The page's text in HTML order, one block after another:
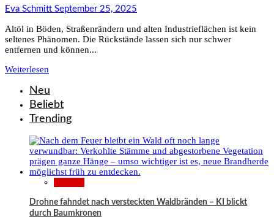
Eva Schmitt September 25, 2025
Altöl in Böden, Straßenrändern und alten Industrieflächen ist kein
seltenes Phänomen. Die Rückstände lassen sich nur schwer
entfernen und können...
Weiterlesen
Neu
Beliebt
Trending
Drohne fahndet nach versteckten Waldbränden – KI blickt
durch Baumkronen